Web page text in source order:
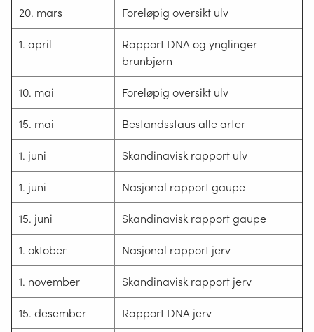
20. mars Foreløpig oversikt ulv
1. april
Rapport DNA og ynglinger
brunbjørn
10. mai Foreløpig oversikt ulv
15. mai Bestandsstaus alle arter
1. juni Skandinavisk rapport ulv
1. juni Nasjonal rapport gaupe
15. juni Skandinavisk rapport gaupe
1. oktober Nasjonal rapport jerv
1. november Skandinavisk rapport jerv
15. desember Rapport DNA jerv